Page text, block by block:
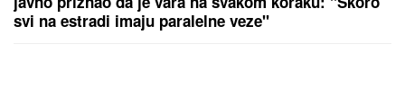
svi na estradi imaju paralelne veze"